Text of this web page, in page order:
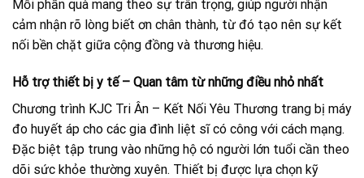
Mỗi phần quà mang theo sự trân trọng, giúp người nhận
cảm nhận rõ lòng biết ơn chân thành, từ đó tạo nên sự kết
nối bền chặt giữa cộng đồng và thương hiệu.
Hỗ trợ thiết bị y tế – Quan tâm từ những điều nhỏ nhất
Chương trình KJC Tri Ân – Kết Nối Yêu Thương trang bị máy
đo huyết áp cho các gia đình liệt sĩ có công với cách mạng.
Đặc biệt tập trung vào những hộ có người lớn tuổi cần theo
dõi sức khỏe thường xuyên. Thiết bị được lựa chọn kỹ